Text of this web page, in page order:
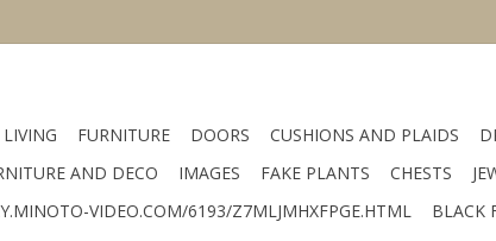
LIVING FURNITURE DOORS CUSHIONS AND PLAIDS
AND DECO IMAGES FAKE PLANTS CHESTS
VIDEO.COM/6193/Z7MLJMHXFPGE.HTML BLACK